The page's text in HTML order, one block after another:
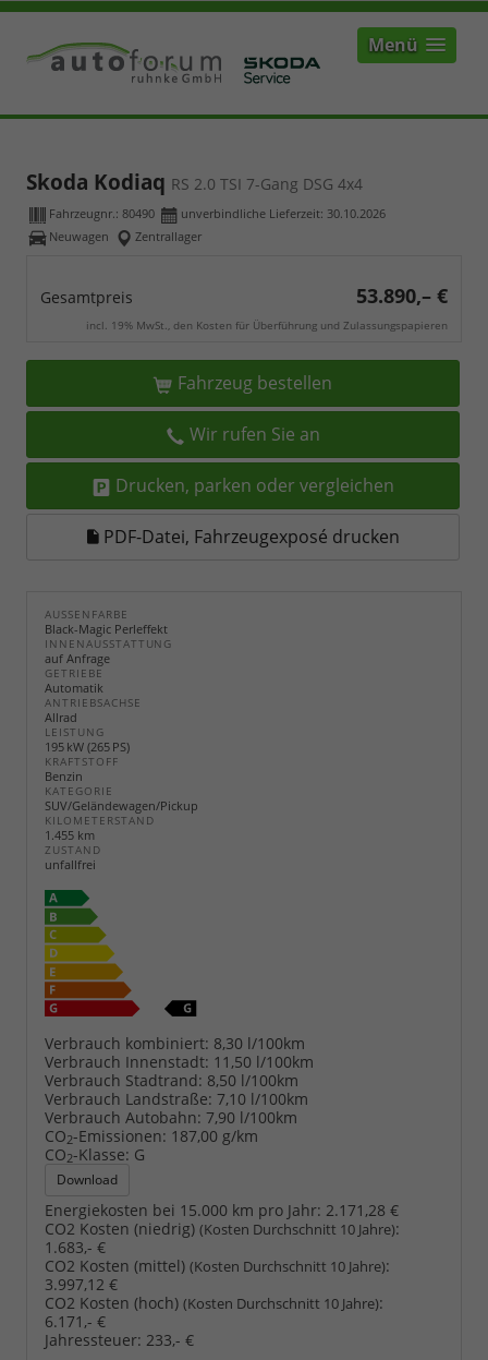
Menü
Skoda Kodiaq RS 2.0 TSI 7-Gang DSG 4x4
Fahrzeugnr.: 80490 unverbindliche Lieferzeit: 30.10.2026
Neuwagen
Zentrallager
Gesamtpreis 53.890,– €
incl. 19% MwSt., den Kosten für Überführung und Zulassungspapieren
Fahrzeug bestellen
Wir rufen Sie an
Drucken, parken oder vergleichen
PDF-Datei, Fahrzeugexposé drucken
AUSSENFARBE
Black-Magic Perleffekt
INNENAUSSTATTUNG
auf Anfrage
GETRIEBE
Automatik
ANTRIEBSACHSE
Allrad
LEISTUNG
195 kW (265 PS)
KRAFTSTOFF
Benzin
KATEGORIE
SUV/Geländewagen/Pickup
KILOMETERSTAND
1.455 km
ZUSTAND
unfallfrei
Verbrauch kombiniert: 8,30 l/100km
Verbrauch Innenstadt: 11,50 l/100km
Verbrauch Stadtrand: 8,50 l/100km
Verbrauch Landstraße: 7,10 l/100km
Verbrauch Autobahn: 7,90 l/100km
CO2-Emissionen: 187,00 g/km
CO2-Klasse: G
Download
Energiekosten bei 15.000 km pro Jahr: 2.171,28 €
CO2 Kosten (niedrig) (Kosten Durchschnitt 10 Jahre):
1.683,- €
CO2 Kosten (mittel) (Kosten Durchschnitt 10 Jahre):
3.997,12 €
CO2 Kosten (hoch) (Kosten Durchschnitt 10 Jahre):
6.171,- €
Jahressteuer: 233,- €